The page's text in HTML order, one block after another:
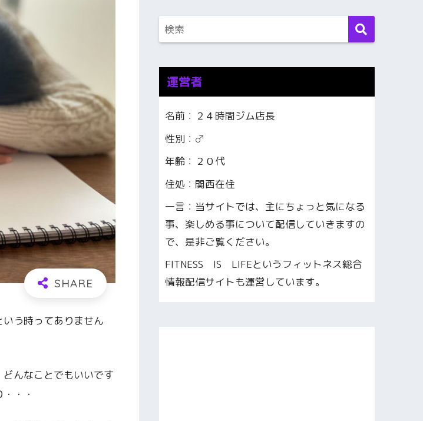
う時ってありません
んなことでもいいです
・・
運営者
名前：２４時間ジム店長
性別：♂
年齢：２０代
住処：関西在住
一言：当サイトでは、主にちょっと気になる
事、楽しめる事について配信していきますの
で、是非ご覧ください。
FITNESS IS LIFEというフィットネス総合
情報配信サイトも運営しています。